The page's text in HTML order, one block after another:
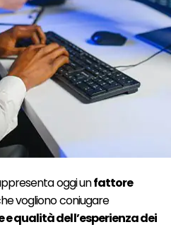
oggi unfattore
vogliono coniugare
qualità dell’esperienza dei